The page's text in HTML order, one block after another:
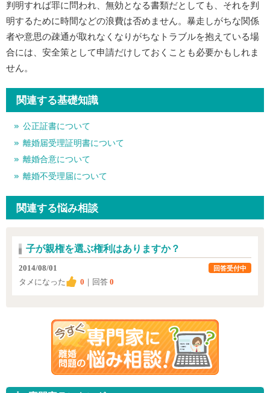
判明すれば罪に問われ、無効となる書類だとしても、それを判
明するために時間などの浪費は否めません。暴走しがちな関係
者や意思の疎通が取れなくなりがちなトラブルを抱えている場
合には、安全策として申請だけしておくことも必要かもしれま
せん。
関連する基礎知識
公正証書について
離婚届受理証明書について
離婚合意について
離婚不受理届について
関連する悩み相談
子が親権を選ぶ権利はありますか？
2014/08/01
タメになった
0 ｜回答 0
回答受付中